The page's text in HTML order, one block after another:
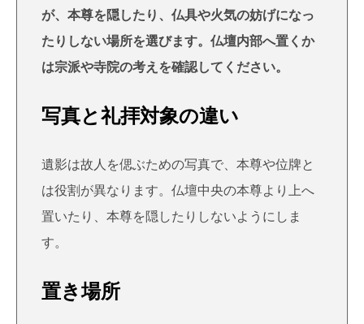
が、本尊を隠したり、仏具や火気の妨げになっ
たりしない場所を選びます。仏壇内部へ置くか
は宗派や寺院の考えを確認してください。
写真と礼拝対象の違い
遺影は故人を偲ぶための写真で、本尊や位牌と
は役割が異なります。仏壇中央の本尊より上へ
置いたり、本尊を隠したりしないようにしま
す。
置き場所